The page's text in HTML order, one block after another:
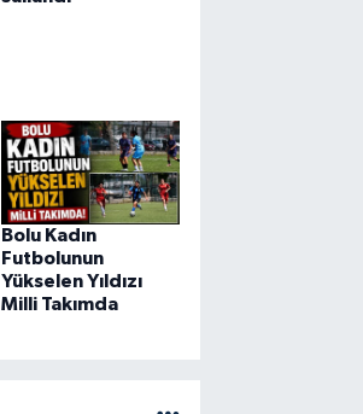
Bolu Kadın
Futbolunun
Yükselen Yıldızı
Milli Takımda